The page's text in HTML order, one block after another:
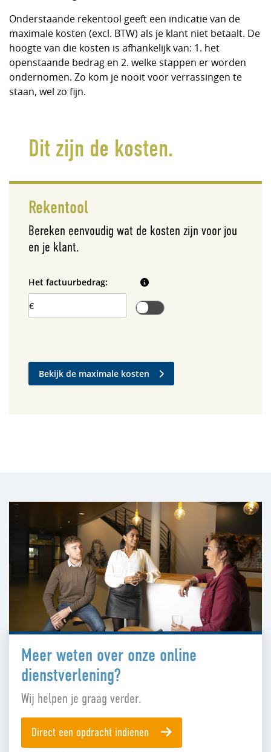
Onderstaande rekentool geeft een indicatie van de
maximale kosten (excl. BTW) als je klant niet betaalt. De
hoogte van die kosten is afhankelijk van: 1. het
openstaande bedrag en 2. welke stappen er worden
ondernomen. Zo kom je nooit voor verrassingen te
staan, wel zo fijn.
Dit zijn de kosten.
Rekentool
Bereken eenvoudig wat de kosten zijn voor jou
en je klant.
Het factuurbedrag:
€
Bekijk de maximale kosten
Meer weten over onze online
dienstverlening?
Wij helpen je graag verder.
Direct een opdracht indienen